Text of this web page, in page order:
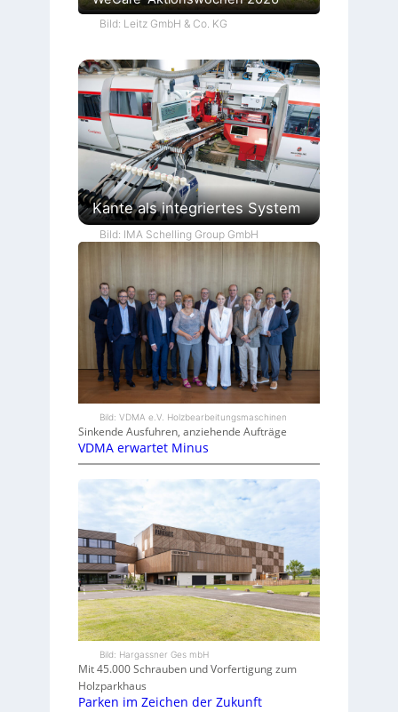
Bild: Leitz GmbH & Co. KG
Kante als integriertes System
Bild: IMA Schelling Group GmbH
Bild: VDMA e.V. Holzbearbeitungsmaschinen
Sinkende Ausfuhren, anziehende Aufträge
VDMA erwartet Minus
Bild: Hargassner Ges mbH
Mit 45.000 Schrauben und Vorfertigung zum
Holzparkhaus
Parken im Zeichen der Zukunft